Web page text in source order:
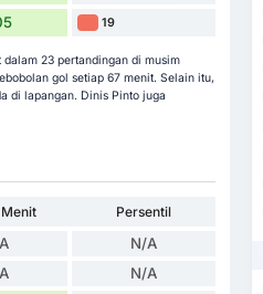
19
23 pertandingan di musim
gol setiap 67 menit. Selain itu,
di lapangan. Dinis Pinto juga
Persentil
N/A
N/A